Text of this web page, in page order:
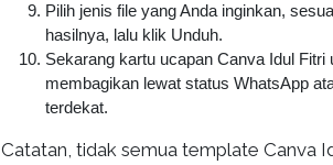
Pilih jenis file yang Anda inginkan,
hasilnya, lalu klik Unduh.
Sekarang kartu ucapan Canva Idul Fitri
membagikan lewat status WhatsApp
terdekat.
Catatan, tidak semua template Canva